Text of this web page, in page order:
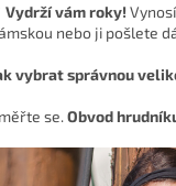
Vydrží vám roky!
nebo ji pošlete
vybrat správnou
se. Obvod